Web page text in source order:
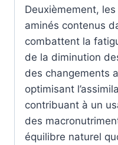
Deuxièmement,
aminés contenus
combattent la
de la diminution
des changements
optimisant
contribuant à un
des
équilibre naturel